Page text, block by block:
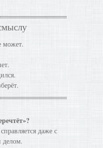
может.
даже с
делом.